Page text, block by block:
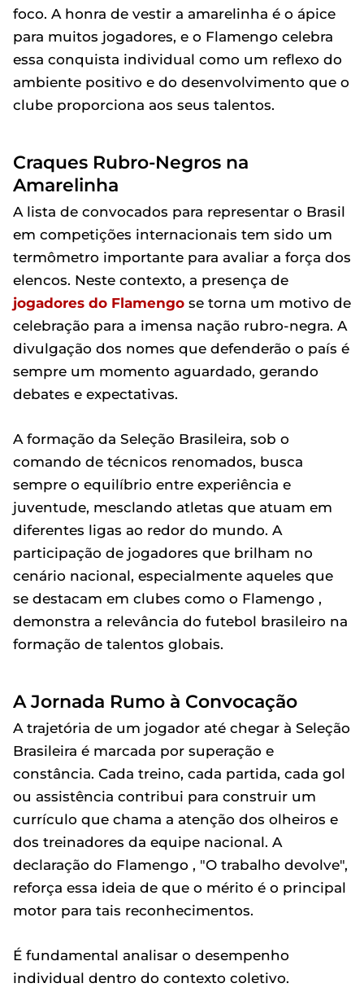
foco. A honra de vestir a amarelinha é o ápice
para muitos jogadores, e o Flamengo celebra
essa conquista individual como um reflexo do
ambiente positivo e do desenvolvimento que o
clube proporciona aos seus talentos.
Craques Rubro-Negros na
Amarelinha
A lista de convocados para representar o Brasil
em competições internacionais tem sido um
termômetro importante para avaliar a força dos
elencos. Neste contexto, a presença de
jogadores do Flamengo se torna um motivo de
celebração para a imensa nação rubro-negra. A
divulgação dos nomes que defenderão o país é
sempre um momento aguardado, gerando
debates e expectativas.
A formação da Seleção Brasileira, sob o
comando de técnicos renomados, busca
sempre o equilíbrio entre experiência e
juventude, mesclando atletas que atuam em
diferentes ligas ao redor do mundo. A
participação de jogadores que brilham no
cenário nacional, especialmente aqueles que
se destacam em clubes como o Flamengo ,
demonstra a relevância do futebol brasileiro na
formação de talentos globais.
A Jornada Rumo à Convocação
A trajetória de um jogador até chegar à Seleção
Brasileira é marcada por superação e
constância. Cada treino, cada partida, cada gol
ou assistência contribui para construir um
currículo que chama a atenção dos olheiros e
dos treinadores da equipe nacional. A
declaração do Flamengo , "O trabalho devolve",
reforça essa ideia de que o mérito é o principal
motor para tais reconhecimentos.
É fundamental analisar o desempenho
individual dentro do contexto coletivo.